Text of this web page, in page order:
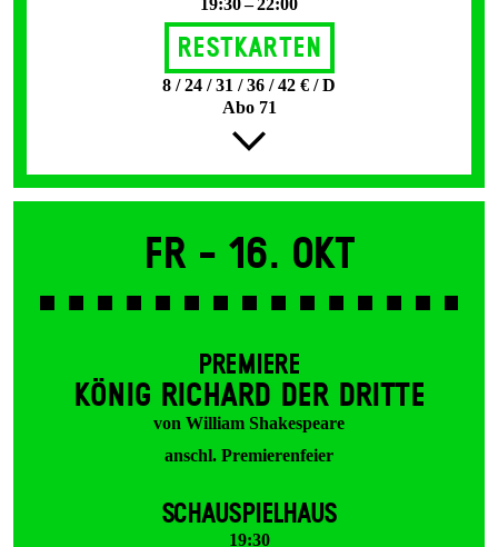
19:30 – 22:00
Restkarten
8 / 24 / 31 / 36 / 42 € / D
Abo 71
Fr - 16. Okt
PREMIERE
KÖNIG RICHARD DER DRITTE
von William Shakespeare
anschl. Premierenfeier
SCHAUSPIELHAUS
19:30